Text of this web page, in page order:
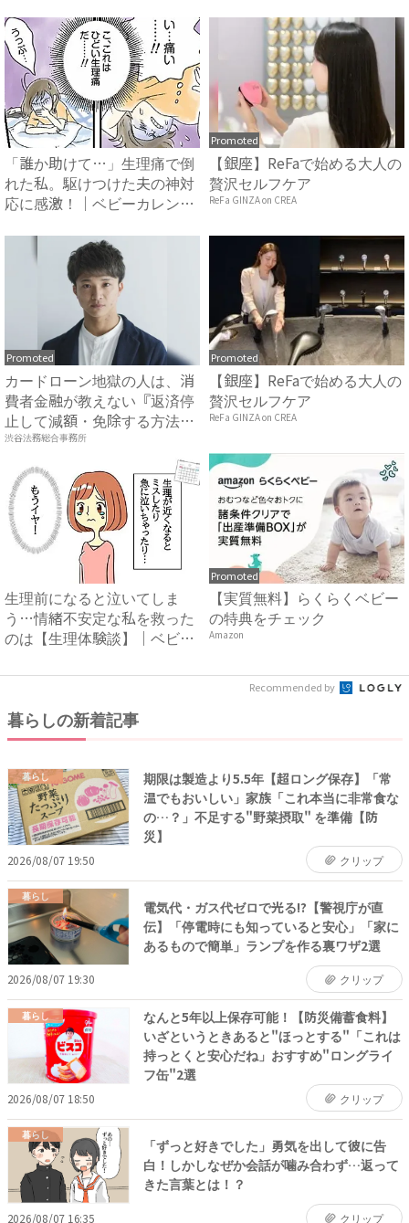
「誰か助けて…」生理痛で倒
れた私。駆けつけた夫の神対
応に感激！｜ベビーカレンダ
Promoted
【銀座】ReFaで始める大人の
贅沢セルフケア
ReFa GINZA on CREA
Promoted
カードローン地獄の人は、消
費者金融が教えない『返済停
止して減額・免除する方法』
で...
渋谷法務総合事務所
Promoted
【銀座】ReFaで始める大人の
贅沢セルフケア
ReFa GINZA on CREA
生理前になると泣いてしま
う…情緒不安定な私を救った
のは【生理体験談】｜ベビー
Promoted
【実質無料】らくらくベビー
の特典をチェック
Amazon
Recommended by
暮らしの新着記事
暮らし
期限は製造より5.5年【超ロング保存】「常
温でもおいしい」家族「これ本当に非常食な
の…？」不足する"野菜摂取" を準備【防
災】
2026/08/07 19:50 クリップ
暮らし
電気代・ガス代ゼロで光る!?【警視庁が直
伝】「停電時にも知っていると安心」「家に
あるもので簡単」ランプを作る裏ワザ2選
2026/08/07 19:30 クリップ
暮らし
なんと5年以上保存可能！【防災備蓄食料】
いざというときあると"ほっとする"「これは
持っとくと安心だね」おすすめ"ロングライ
フ缶"2選
2026/08/07 18:50 クリップ
暮らし
「ずっと好きでした」勇気を出して彼に告
白！しかしなぜか会話が噛み合わず…返って
きた言葉とは！？
2026/08/07 16:35 クリップ